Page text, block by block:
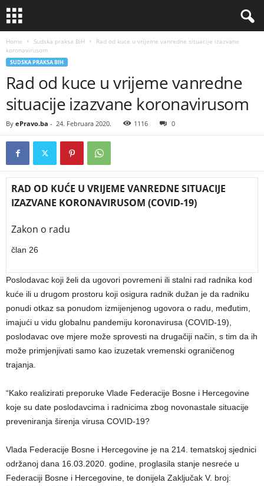
Home Sudska praksa BiH
Rad od kuce u vrijeme vanredne situacije izazvane
koronavirusom
SUDSKA PRAKSA BIH
Rad od kuce u vrijeme vanredne
situacije izazvane koronavirusom
By ePravo.ba - 24. Februara 2020. 1116 0
RAD OD KUĆE U VRIJEME VANREDNE SITUACIJE
IZAZVANE KORONAVIRUSOM (COVID-19)
Zakon o radu
član 26
Poslodavac koji želi da ugovori povremeni ili stalni rad radnika kod
kuće ili u drugom prostoru koji osigura radnik dužan je da radniku
ponudi otkaz sa ponudom izmijenjenog ugovora o radu, međutim,
imajući u vidu globalnu pandemiju koronavirusa (COVID-19),
poslodavac ove mjere može sprovesti na drugačiji način, s tim da ih
može primjenjivati samo kao izuzetak vremenski ograničenog
trajanja.
“Kako realizirati preporuke Vlade Federacije Bosne i Hercegovine
koje su date poslodavcima i radnicima zbog novonastale situacije
preveniranja širenja virusa COVID-19?
Vlada Federacije Bosne i Hercegovine je na 214. tematskoj sjednici
održanoj dana 16.03.2020. godine, proglasila stanje nesreće u
Federaciji Bosne i Hercegovine, te donijela Zaključak V. broj: